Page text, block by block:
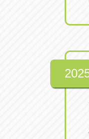
愛知県
オート
愛知県
トラッ